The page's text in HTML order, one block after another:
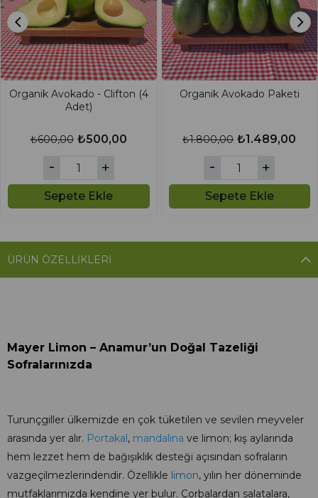
Organik Avokado - Clifton (4
Adet)
₺500,00
₺600,00
Sepete Ekle
Organik Avokado Paketi
₺1.489,00
₺1.800,00
Sepete Ekle
ÜRÜN ÖZELLIKLERI
Mayer Limon – Anamur’un Doğal Tazeliği
Sofralarınızda
Turunçgiller ülkemizde en çok tüketilen ve sevilen meyveler
arasında yer alır. Portakal , mandalina ve limon; kış aylarında
hem lezzet hem de bağışıklık desteği açısından sofraların
vazgeçilmezlerindendir. Özellikle limon, yılın her döneminde
mutfaklarımızda kendine yer bulur. Çorbalardan salatalara,